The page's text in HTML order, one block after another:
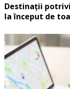
Destinații
la început de